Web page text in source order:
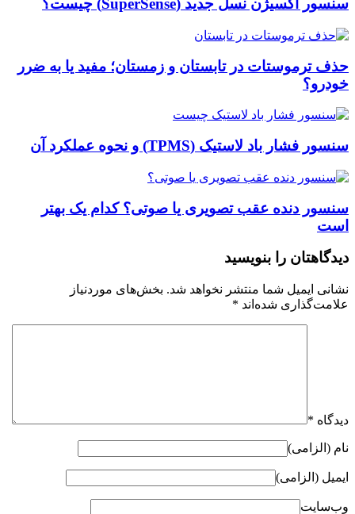
سنسور اکسیژن نسل جدید (SuperSense) چیست؟
حذف ترموستات در تابستان و زمستان؛ مفید یا به ضرر
خودرو؟
سنسور فشار باد لاستیک (TPMS) و نحوه عملکرد آن
سنسور دنده عقب تصویری یا صوتی؟ کدام یک بهتر
است
دیدگاهتان را بنویسید
نشانی ایمیل شما منتشر نخواهد شد. بخش‌های موردنیاز
علامت‌گذاری شده‌اند *
دیدگاه *
نام (الزامی)
ایمیل (الزامی)
وب‌سایت